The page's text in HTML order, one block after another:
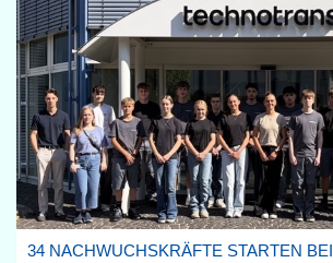
34 NACHWUCHSKRÄFTE STARTEN BEI